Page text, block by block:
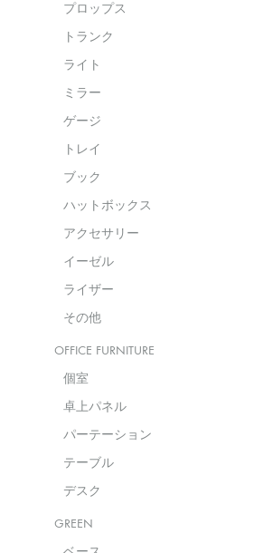
プロップス
トランク
ライト
ミラー
ゲージ
トレイ
ブック
ハットボックス
アクセサリー
イーゼル
ライザー
その他
OFFICE FURNITURE
個室
卓上パネル
パーテーション
テーブル
デスク
GREEN